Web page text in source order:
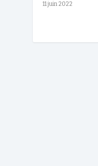
11 juin 2022